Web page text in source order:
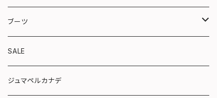
やさしい靴シリーズ
ブーツ
ショート
ロング
SALE
ジュマペルカナデ